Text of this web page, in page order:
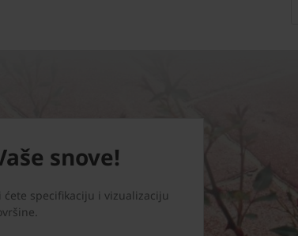
snove!
specifikaciju i vizualizaciju